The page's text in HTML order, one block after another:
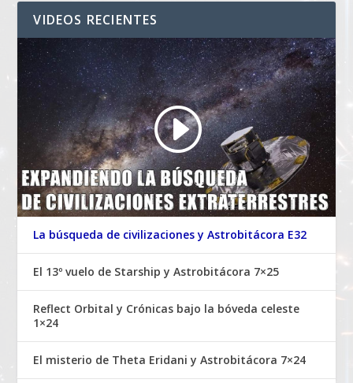
VIDEOS RECIENTES
La búsqueda de civilizaciones y Astrobitácora E32
El 13º vuelo de Starship y Astrobitácora 7×25
Reflect Orbital y Crónicas bajo la bóveda celeste
1×24
El misterio de Theta Eridani y Astrobitácora 7×24